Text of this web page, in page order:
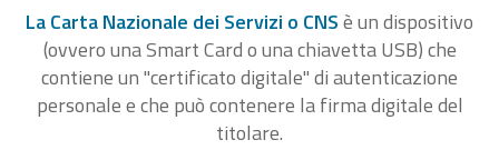
La Carta Nazionale dei Servizi o CNSè un dispositivo
(ovvero una Smart Card o una chiavetta USB) che
contiene un "certificato digitale" di autenticazione
personale e che può contenere la firma digitale del
titolare.